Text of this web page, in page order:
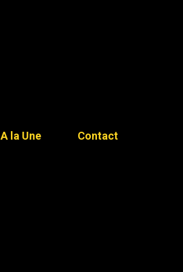
A la Une Contact